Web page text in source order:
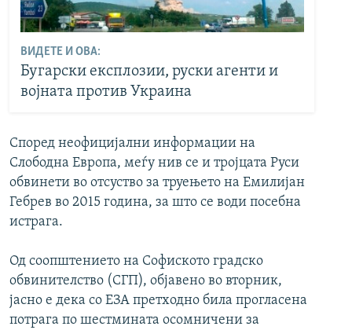
ВИДЕТЕ И ОВА:
Бугарски експлозии, руски агенти и
војната против Украина
Според неофицијални информации на
Слободна Европа, меѓу нив се и тројцата Руси
обвинети во отсуство за труењето на Емилијан
Гебрев во 2015 година, за што се води посебна
истрага.
Од соопштението на Софиското градско
обвинителство (СГП), објавено во вторник,
јасно е дека со ЕЗА претходно била прогласена
потрага по шестмината осомничени за